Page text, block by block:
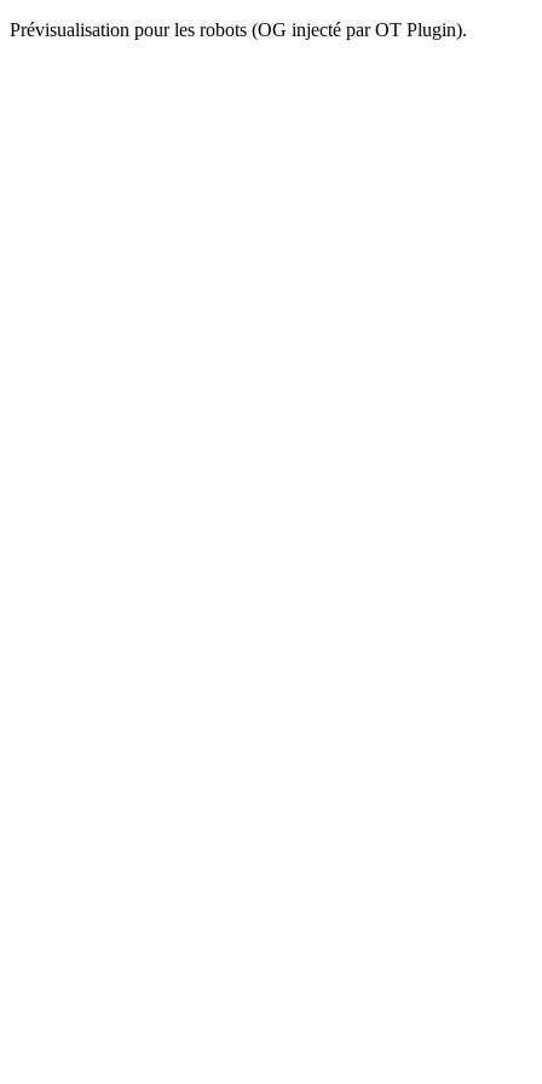
Prévisualisation pour les robots (OG injecté par OT Plugin).